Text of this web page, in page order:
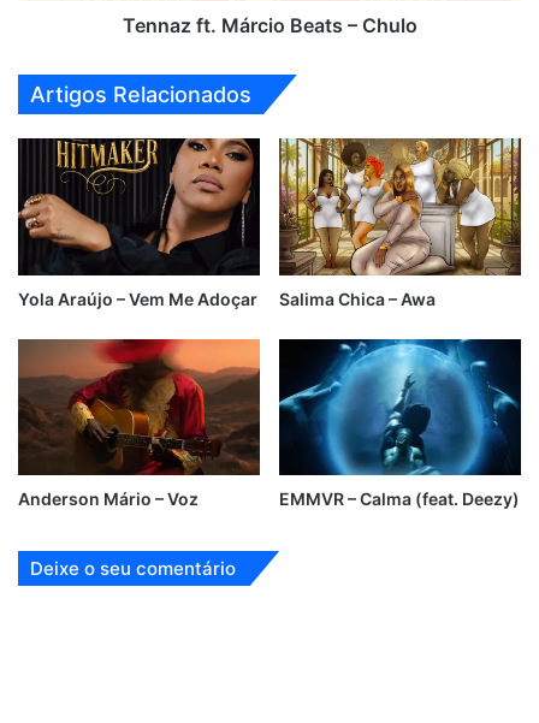
Tennaz ft. Márcio Beats – Chulo
Artigos Relacionados
Yola Araújo – Vem Me Adoçar Salima Chica – Awa
Anderson Mário – Voz EMMVR – Calma (feat. Deezy)
Deixe o seu comentário